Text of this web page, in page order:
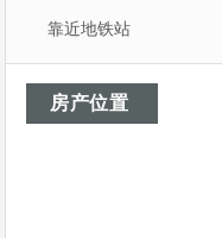
靠近地铁站
房产位置